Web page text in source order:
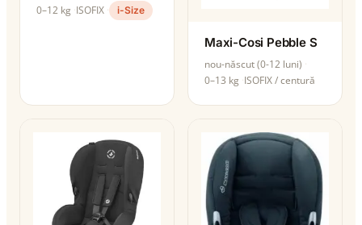
0–12 kg ISOFIX i-Size
Maxi-Cosi Pebble S
nou-născut (0-12 luni)
0–13 kg ISOFIX / centură